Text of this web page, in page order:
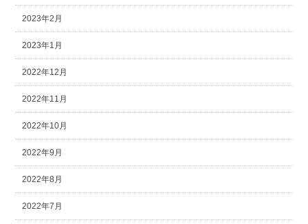
2023年2月
2023年1月
2022年12月
2022年11月
2022年10月
2022年9月
2022年8月
2022年7月